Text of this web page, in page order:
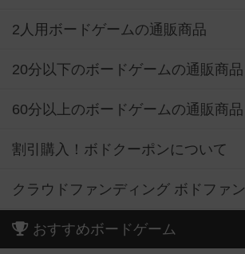
2人用ボードゲームの通販商品
20分以下のボードゲームの通販商品
60分以上のボードゲームの通販商品
割引購入！ボドクーポンについて
クラウドファンディング ボドファン
おすすめボードゲーム